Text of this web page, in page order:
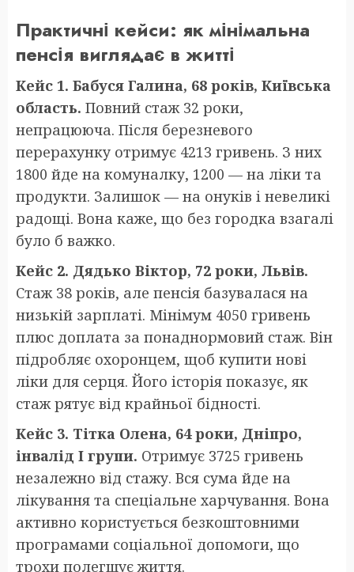
Практичні кейси: як мінімальна
пенсія виглядає в житті
Кейс 1. Бабуся Галина, 68 років, Київська
область. Повний стаж 32 роки,
непрацююча. Після березневого
перерахунку отримує 4213 гривень. З них
1800 йде на комуналку, 1200 — на ліки та
продукти. Залишок — на онуків і невеликі
радощі. Вона каже, що без городка взагалі
було б важко.
Кейс 2. Дядько Віктор, 72 роки, Львів.
Стаж 38 років, але пенсія базувалася на
низькій зарплаті. Мінімум 4050 гривень
плюс доплата за понаднормовий стаж. Він
підробляє охоронцем, щоб купити нові
ліки для серця. Його історія показує, як
стаж рятує від крайньої бідності.
Кейс 3. Тітка Олена, 64 роки, Дніпро,
інвалід І групи. Отримує 3725 гривень
незалежно від стажу. Вся сума йде на
лікування та спеціальне харчування. Вона
активно користується безкоштовними
програмами соціальної допомоги, що
трохи полегшує життя.